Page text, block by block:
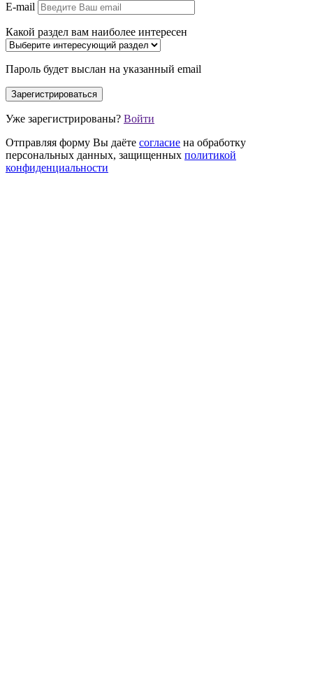
E-mail
Какой раздел вам наиболее интересен
Пароль будет выслан на указанный email
Уже зарегистрированы? Войти
Отправляя форму Вы даёте согласие на обработку
персональных данных, защищенных политикой
конфиденциальности